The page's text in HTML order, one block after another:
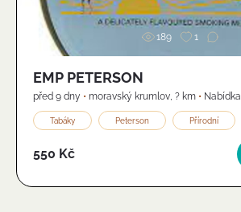
189 1
EMP PETERSON
před 9 dny • moravský krumlov, ? km • Nabídka
Tabáky Peterson Přírodní
550 Kč